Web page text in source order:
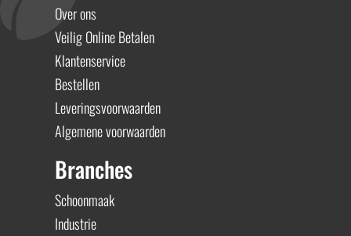
Over ons
Veilig Online Betalen
Klantenservice
Bestellen
Leveringsvoorwaarden
Algemene voorwaarden
Branches
Schoonmaak
Industrie